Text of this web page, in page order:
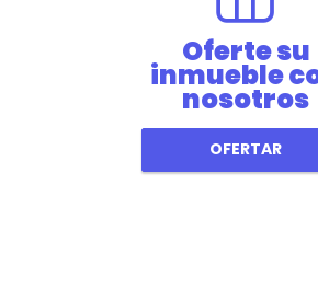
Oferte su
inmueble
nosotros
OFERTAR